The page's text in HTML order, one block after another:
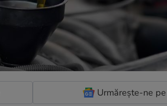
Urmărește-ne